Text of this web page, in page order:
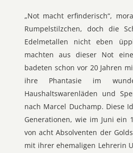
„Not macht erfinderisch“,
Rumpelstilzchen, doch die
Edelmetallen nicht eben
machten aus dieser Not
badeten schon vor 20 Jahren
ihre Phantasie im
Haushaltswarenläden und
nach Marcel Duchamp. Diese
Generationen, wie im Juni ein
von acht Absolventen der
mit ihrer ehemaligen Lehrerin